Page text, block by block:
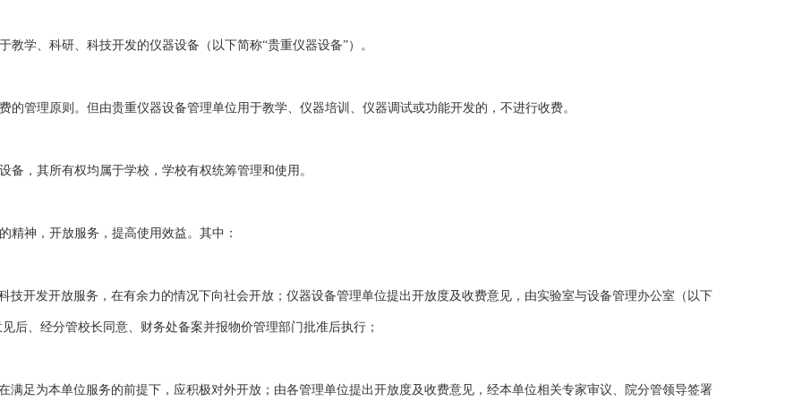
学、科研、科技开发的仪器设备（以下简称“贵重仪器设备”）。
管理原则。但由贵重仪器设备管理单位用于教学、仪器培训、仪器调试或功能开发的，不进行收费。
，其所有权均属于学校，学校有权统筹管理和使用。
神，开放服务，提高使用效益。其中：
技开发开放服务，在有余力的情况下向社会开放；仪器设备管理单位提出开放度及收费意见，由实验室与设备管理办公室（以下
后、经分管校长同意、财务处备案并报物价管理部门批准后执行；
满足为本单位服务的前提下，应积极对外开放；由各管理单位提出开放度及收费意见，经本单位相关专家审议、院分管领导签署